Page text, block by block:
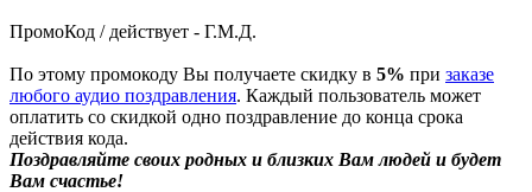
ПромоКод / действует - Г.М.Д.
По этому промокоду Вы получаете скидку в 5% при заказе
любого аудио поздравления. Каждый пользователь может
оплатить со скидкой одно поздравление до конца срока
действия кода.
Поздравляйте своих родных и близких Вам людей и будет
Вам счастье!